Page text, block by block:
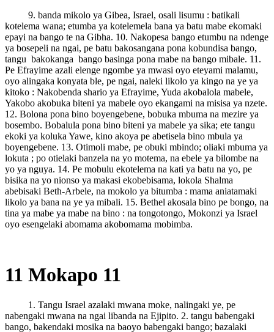
9. banda mikolo ya Gibea, Israel, osali lisumu : batikali
kotelema wana; etumba ya kotelemela bana ya batu mabe ekomaki
epayi na bango te na Gibha. 10. Nakopesa bango etumbu na ndenge
ya bosepeli na ngai, pe batu bakosangana pona kobundisa bango,
tangu bakokanga bango basinga pona mabe na bango mibale. 11.
Pe Efrayime azali elenge ngombe ya mwasi oyo eteyami malamu,
oyo alingaka konyata ble, pe ngai, naleki likolo ya kingo na ye ya
kitoko : Nakobenda shario ya Efrayime, Yuda akobalola mabele,
Yakobo akobuka biteni ya mabele oyo ekangami na misisa ya nzete.
12. Bolona pona bino boyengebene, bobuka mbuma na mezire ya
bosembo. Bobalula pona bino biteni ya mabele ya sika; ete tangu
ekoki ya koluka Yawe, kino akoya pe abetisela bino mbula ya
boyengebene. 13. Otimoli mabe, pe obuki mbindo; oliaki mbuma ya
lokuta ; po otielaki banzela na yo motema, na ebele ya bilombe na
yo ya nguya. 14. Pe mobulu ekotelema na kati ya batu na yo, pe
bisika na yo nionso ya makasi ekobebisama, lokola Shalma
abebisaki Beth-Arbele, na mokolo ya bitumba : mama aniatamaki
likolo ya bana na ye ya mibali. 15. Bethel akosala bino pe bongo, na
tina ya mabe ya mabe na bino : na tongotongo, Mokonzi ya Israel
oyo esengelaki abomama akobomama mobimba.
11 Mokapo 11
1. Tangu Israel azalaki mwana moke, nalingaki ye, pe
nabengaki mwana na ngai libanda na Ejipito. 2. tangu babengaki
bango, bakendaki mosika na baoyo babengaki bango; bazalaki